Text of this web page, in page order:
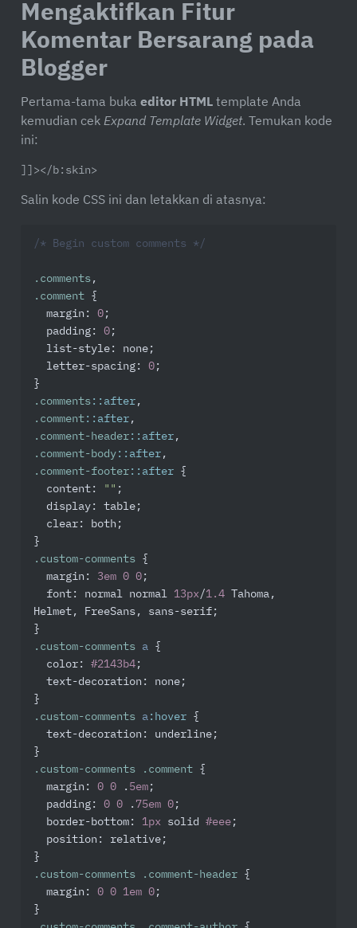
Mengaktifkan Fitur
Komentar Bersarang pada
Blogger
Pertama-tama buka editor HTML template Anda
kemudian cek Expand Template Widget. Temukan kode
ini:
]]></b:skin>
Salin kode CSS ini dan letakkan di atasnya:
/* Begin custom comments */
.comments
.comment {
margin : 0 ;
padding : 0 ;
list-style : none;
letter-spacing : 0 ;
.comments ::after
.comment ::after
.comment-header ::after
.comment-body ::after
.comment-footer ::after {
content : "" ;
display : table;
clear : both;
.custom-comments {
margin : 3em 0 0 ;
font : normal normal 13px/1.4 Tahoma,
Helmet, FreeSans, sans-serif;
.custom-comments
a {
color : #2143b4 ;
text-decoration : none;
.custom-comments
a :hover {
text-decoration : underline;
.custom-comments
.comment {
margin : 0 0 . 5em ;
padding : 0 0 . 75em 0 ;
border-bottom : 1px solid #eee ;
position : relative;
.custom-comments
.comment-header {
margin : 0 0 1em 0 ;